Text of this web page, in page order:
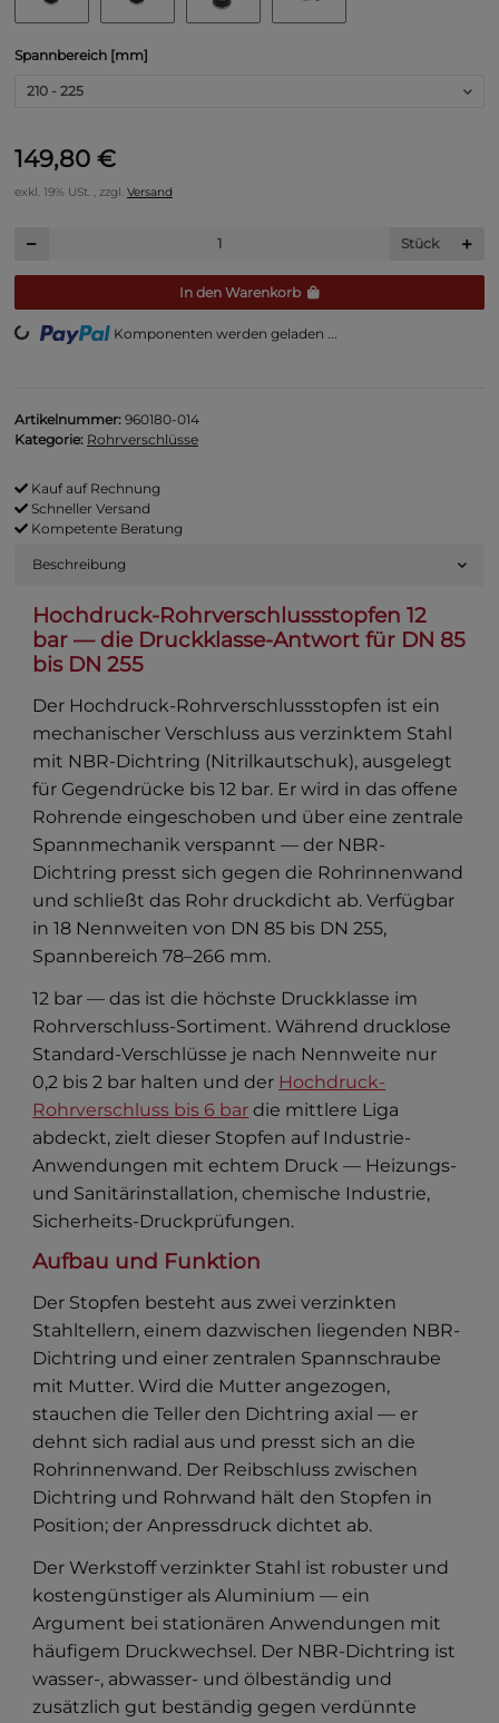
Spannbereich [mm]
210 - 225
149,80 €
exkl. 19% USt. , zzgl. Versand
Stück
In den Warenkorb
Komponenten werden geladen ...
Artikelnummer: 960180-014
Kategorie: Rohrverschlüsse
Kauf auf Rechnung
Schneller Versand
Kompetente Beratung
Beschreibung
Hochdruck-Rohrverschlussstopfen 12
bar — die Druckklasse-Antwort für DN 85
bis DN 255
Der Hochdruck-Rohrverschlussstopfen ist ein
mechanischer Verschluss aus verzinktem Stahl
mit NBR-Dichtring (Nitrilkautschuk), ausgelegt
für Gegendrücke bis 12 bar. Er wird in das offene
Rohrende eingeschoben und über eine zentrale
Spannmechanik verspannt — der NBR-
Dichtring presst sich gegen die Rohrinnenwand
und schließt das Rohr druckdicht ab. Verfügbar
in 18 Nennweiten von DN 85 bis DN 255,
Spannbereich 78–266 mm.
12 bar — das ist die höchste Druckklasse im
Rohrverschluss-Sortiment. Während drucklose
Standard-Verschlüsse je nach Nennweite nur
0,2 bis 2 bar halten und der Hochdruck-
Rohrverschluss bis 6 bar die mittlere Liga
abdeckt, zielt dieser Stopfen auf Industrie-
Anwendungen mit echtem Druck — Heizungs-
und Sanitärinstallation, chemische Industrie,
Sicherheits-Druckprüfungen.
Aufbau und Funktion
Der Stopfen besteht aus zwei verzinkten
Stahltellern, einem dazwischen liegenden NBR-
Dichtring und einer zentralen Spannschraube
mit Mutter. Wird die Mutter angezogen,
stauchen die Teller den Dichtring axial — er
dehnt sich radial aus und presst sich an die
Rohrinnenwand. Der Reibschluss zwischen
Dichtring und Rohrwand hält den Stopfen in
Position; der Anpressdruck dichtet ab.
Der Werkstoff verzinkter Stahl ist robuster und
kostengünstiger als Aluminium — ein
Argument bei stationären Anwendungen mit
häufigem Druckwechsel. Der NBR-Dichtring ist
wasser-, abwasser- und ölbeständig und
zusätzlich gut beständig gegen verdünnte